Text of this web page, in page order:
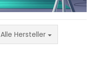
Alle Hersteller